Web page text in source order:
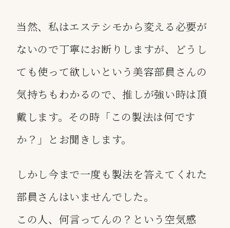
当然、私はエステシモから変える必要が
ないので丁寧にお断りしますが、どうし
ても使って欲しいという美容部員さんの
気持ちもわかるので、推しが強い時は頂
戴します。その時「この製法は何です
か？」とお聞きします。
しかし今まで一度も製法を答えてくれた
部員さんはいませんでした。
この人、何言ってんの？という空気感